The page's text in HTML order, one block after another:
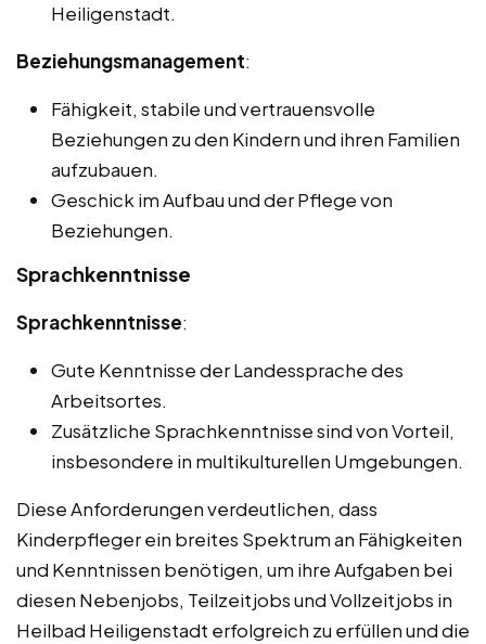
Heiligenstadt.
Beziehungsmanagement:
Fähigkeit, stabile und vertrauensvolle
Beziehungen zu den Kindern und ihren Familien
aufzubauen.
Geschick im Aufbau und der Pflege von
Beziehungen.
Sprachkenntnisse
Sprachkenntnisse:
Gute Kenntnisse der Landessprache des
Arbeitsortes.
Zusätzliche Sprachkenntnisse sind von Vorteil,
insbesondere in multikulturellen Umgebungen.
Diese Anforderungen verdeutlichen, dass
Kinderpfleger ein breites Spektrum an Fähigkeiten
und Kenntnissen benötigen, um ihre Aufgaben bei
diesen Nebenjobs, Teilzeitjobs und Vollzeitjobs in
Heilbad Heiligenstadt erfolgreich zu erfüllen und die